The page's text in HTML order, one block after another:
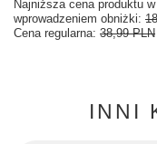
Najniższa cena produktu
wprowadzeniem obniżki:
Cena regularna: 38,99 PLN
INNI